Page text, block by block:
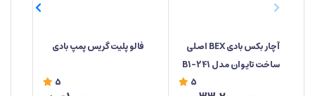
آچار بکس بادی BEX اصلی
ساخت تایوان مدل 241-B1
5
فالو پلیت گریس پمپ بادی
5